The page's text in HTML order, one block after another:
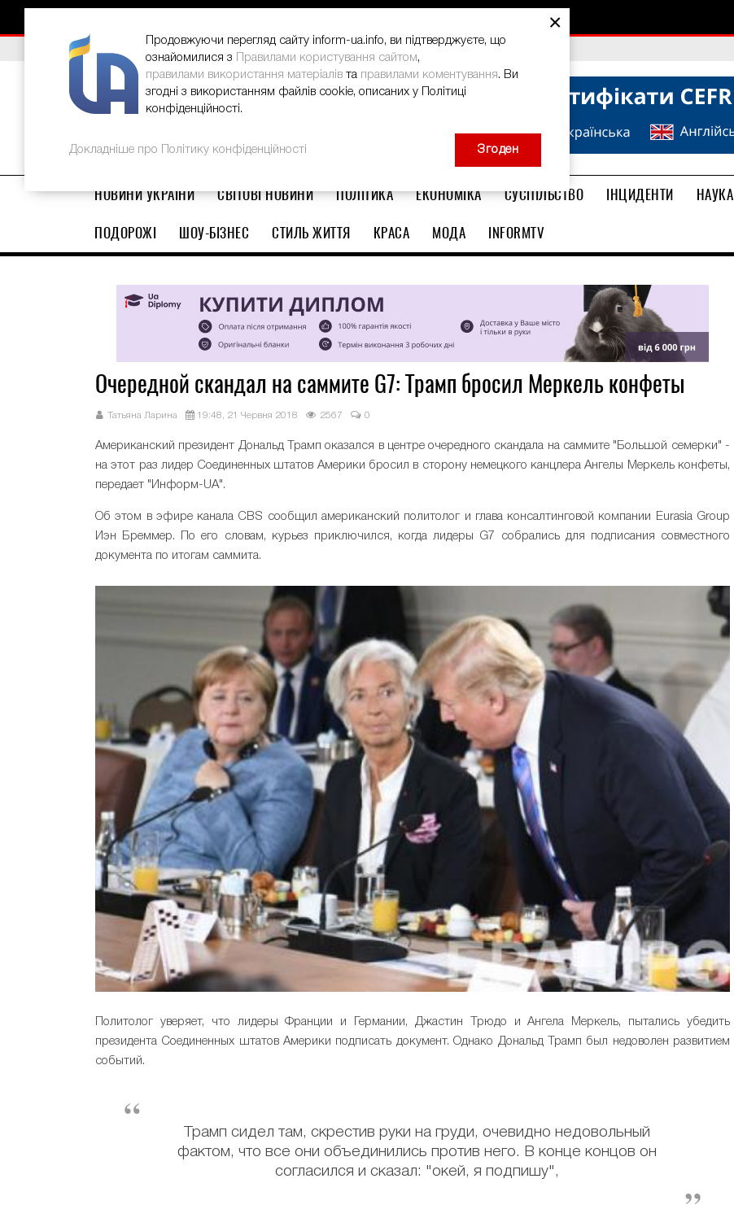
ВИБІР РЕДАКЦІЇ В Україні стартував ювілейний Global Teacher Prize-2026
НОВИНИ УКРАЇНИ СВІТОВІ НОВИНИ ПОЛІТИКА ЕКОНОМІКА СУСПІЛЬСТВО ІНЦИДЕНТИ НАУКА
ПОДОРОЖІ
ШОУ-БІЗНЕС СТИЛЬ ЖИТТЯ КРАСА МОДА INFORMTV
Очередной скандал на саммите G7: Трамп бросил Меркель конфеты
Татьяна Ларина 19:48, 21 Червня 2018 2567 0
Американский президент Дональд Трамп оказался в центре очередного скандала на саммите "Большой семерки" -
на этот раз лидер Соединенных штатов Америки бросил в сторону немецкого канцлера Ангелы Меркель конфеты,
передает "Информ-UA".
Об этом в эфире канала CBS сообщил американский политолог и глава консалтинговой компании Eurasia Group
Иэн Бреммер. По его словам, курьез приключился, когда лидеры G7 собрались для подписания совместного
документа по итогам саммита.
Политолог уверяет, что лидеры Франции и Германии, Джастин Трюдо и Ангела Меркель, пытались убедить
президента Соединенных штатов Америки подписать документ. Однако Дональд Трамп был недоволен развитием
событий.
Трамп сидел там, скрестив руки на груди, очевидно недовольный
фактом, что все они объединились против него. В конце концов он
согласился и сказал: "окей, я подпишу",
×
Продовжуючи перегляд сайту inform-ua.info, ви підтверджуєте, що
ознайомилися з
Правилами користування сайтом,
правилами використання матеріалів та правилами коментування. Ви
згодні з використанням файлів cookie, описаних у Політиці
конфіденційності.
Докладніше про Політику конфіденційності Згоден